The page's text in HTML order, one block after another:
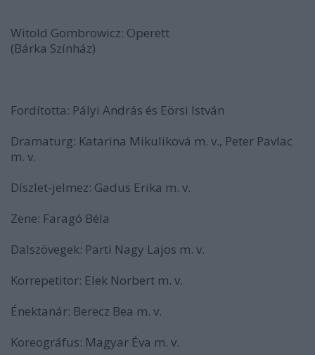
Witold Gombrowicz: Operett
(Bárka Színház)
Fordította: Pályi András és Eörsi István
Dramaturg: Katarina Mikuliková m. v., Peter Pavlac
m. v.
Díszlet-jelmez: Gadus Erika m. v.
Zene: Faragó Béla
Dalszövegek: Parti Nagy Lajos m. v.
Korrepetitor: Elek Norbert m. v.
Énektanár: Berecz Bea m. v.
Koreográfus: Magyar Éva m. v.